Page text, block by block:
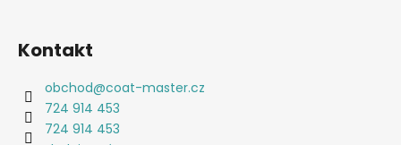
Kontakt
obchod@coat-master.cz
724 914 453
724 914 453